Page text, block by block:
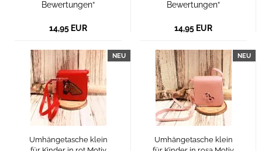
Bewertungen“
14,95 EUR
Bewertungen“
14,95 EUR
NEU
Umhängetasche klein
NEU
Umhängetasche klein